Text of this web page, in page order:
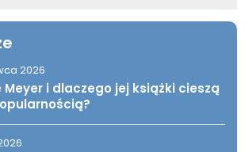
2026
i dlaczego jej książki cieszą